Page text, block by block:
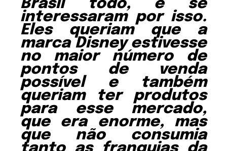
Brasil todo, e se
interessaram por isso.
Eles queriam que a
marca Disney estivesse
no maior número de
pontos de venda
possível e também
queriam ter produtos
para esse mercado,
que era enorme, mas
que não consumia